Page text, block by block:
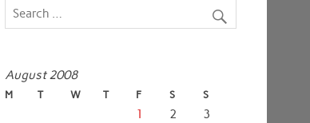
August 2008
M T W T F S S
1 2
3